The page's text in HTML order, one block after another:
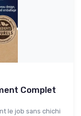
Complet
le job sans chichi